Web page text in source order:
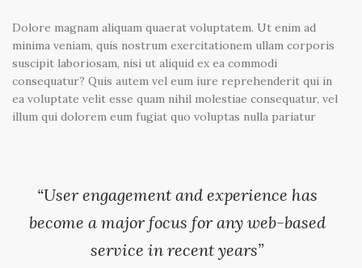
Dolore magnam aliquam quaerat voluptatem. Ut enim ad
minima veniam, quis nostrum exercitationem ullam corporis
suscipit laboriosam, nisi ut aliquid ex ea commodi
consequatur? Quis autem vel eum iure reprehenderit qui in
ea voluptate velit esse quam nihil molestiae consequatur, vel
illum qui dolorem eum fugiat quo voluptas nulla pariatur
“User engagement and experience has
become a major focus for any web-based
service in recent years”